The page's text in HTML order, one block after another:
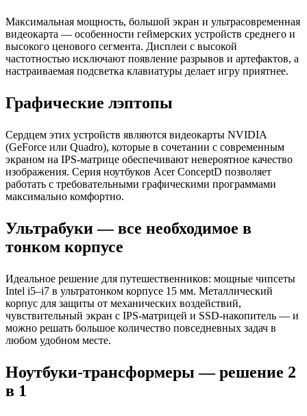
Максимальная мощность, большой экран и ультрасовременная
видеокарта — особенности геймерских устройств среднего и
высокого ценового сегмента. Дисплеи с высокой
частотностью исключают появление разрывов и артефактов, а
настраиваемая подсветка клавиатуры делает игру приятнее.
Графические лэптопы
Сердцем этих устройств являются видеокарты NVIDIA
(GeForce или Quadro), которые в сочетании с современным
экраном на IPS-матрице обеспечивают невероятное качество
изображения. Серия ноутбуков Acer ConceptD позволяет
работать с требовательными графическими программами
максимально комфортно.
Ультрабуки — все необходимое в
тонком корпусе
Идеальное решение для путешественников: мощные чипсеты
Intel i5–i7 в ультратонком корпусе 15 мм. Металлический
корпус для защиты от механических воздействий,
чувствительный экран с IPS-матрицей и SSD-накопитель — и
можно решать большое количество повседневных задач в
любом удобном месте.
Ноутбуки-трансформеры — решение 2
в 1